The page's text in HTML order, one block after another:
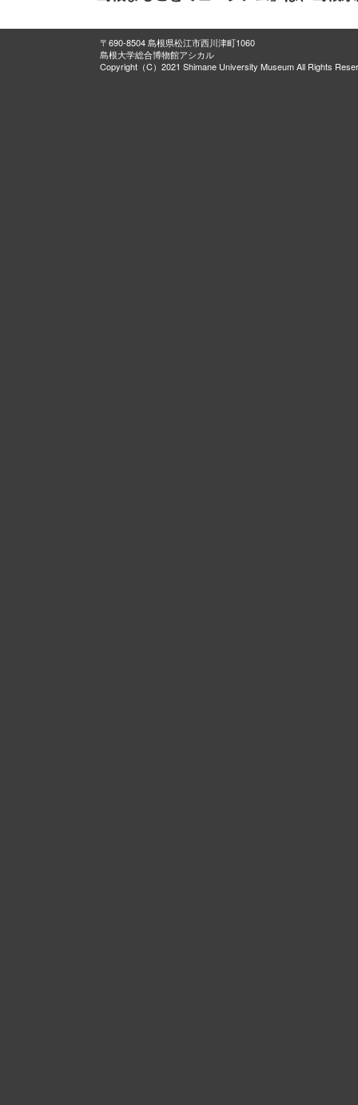
〒690-8504 島根県松江市西川津町1060
島根大学総合博物館アシカル
Copyright（C）2021 Shimane University Museum All Rights